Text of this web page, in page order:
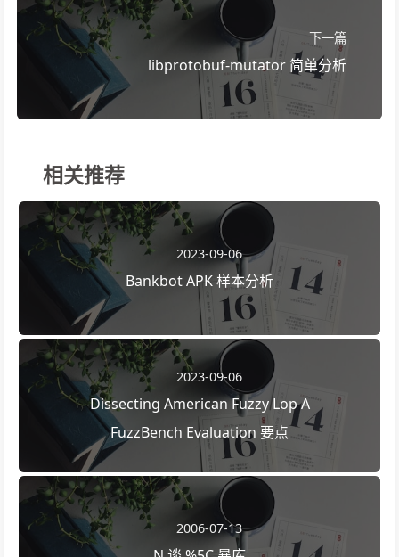
下一篇
libprotobuf-mutator 简单分析
相关推荐
2023-09-06
Bankbot APK 样本分析
2023-09-06
Dissecting American Fuzzy Lop A
FuzzBench Evaluation 要点
2006-07-13